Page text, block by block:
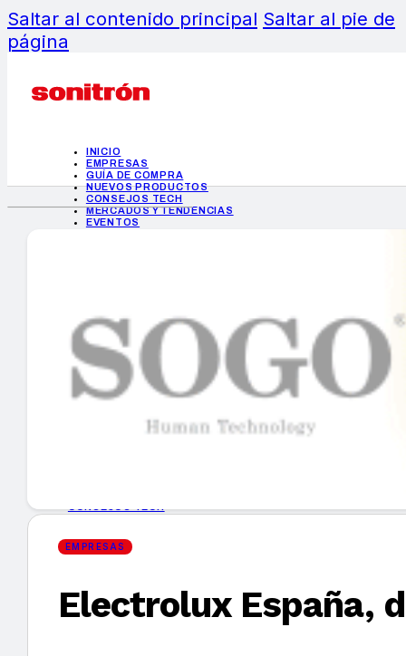
Saltar al contenido principal Saltar al pie de
página
INICIO
EMPRESAS
GUÍA DE COMPRA
NUEVOS PRODUCTOS
CONSEJOS TECH
MERCADOS Y TENDENCIAS
EVENTOS
INICIO
EMPRESAS
GUÍA DE COMPRA
MERCADOS Y TENDENCIAS
EVENTOS
EMPRESAS
Electrolux España,